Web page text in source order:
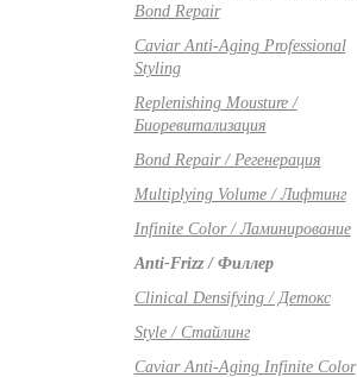
Bond Repair
Caviar Anti-Aging Professional
Styling
Replenishing Mousture /
Биоревитализация
Bond Repair / Регенерация
Multiplying Volume / Лифтинг
Infinite Color / Ламинирование
Anti-Frizz / Филлер
Clinical Densifying / Детокс
Style / Стайлинг
Caviar Anti-Aging Infinite Color